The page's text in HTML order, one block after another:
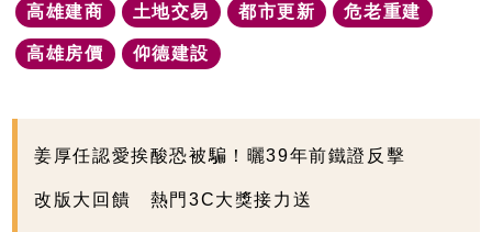
高雄建商 土地交易 都市更新 危老重建
高雄房價 仰德建設
姜厚任認愛挨酸恐被騙！曬39年前鐵證反擊
改版大回饋 熱門3C大獎接力送